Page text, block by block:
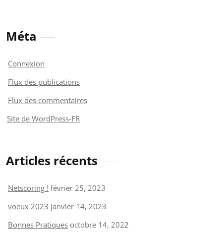
Méta
Connexion
Flux des publications
Flux des commentaires
Site de WordPress-FR
Articles récents
Netscoring ! février 25, 2023
voeux 2023 janvier 14, 2023
Bonnes Pratiques octobre 14, 2022